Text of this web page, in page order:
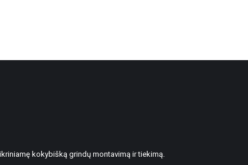
kokybišką grindų montavimą ir tiekimą.